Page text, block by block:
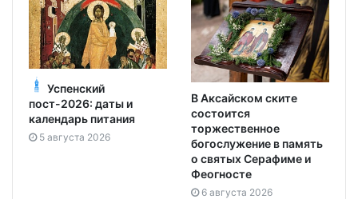
Успенский
пост-2026: даты и
календарь питания
5 августа 2026
В Аксайском ските
состоится
торжественное
богослужение в память
о святых Серафиме и
Феогносте
6 августа 2026